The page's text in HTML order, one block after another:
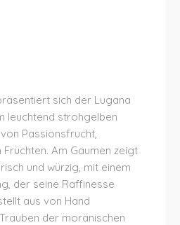
sich der Lugana
leuchtend strohgelben
Passionsfrucht,
Am Gaumen zeigt
und würzig, mit einem
der seine Raffinesse
aus von Hand
der moränischen